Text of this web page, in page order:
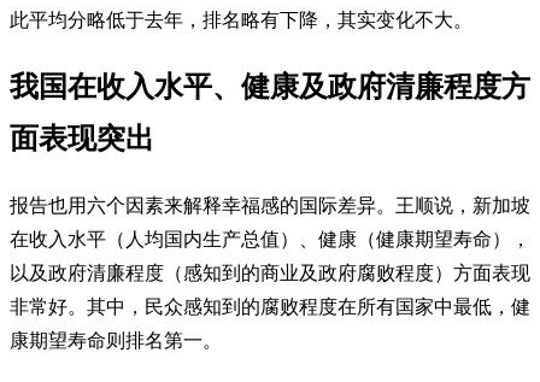
此平均分略低于去年，排名略有下降，其实变化不大。
我国在收入水平、健康及政府清廉程度方
面表现突出
报告也用六个因素来解释幸福感的国际差异。王顺说，新加坡
在收入水平（人均国内生产总值）、健康（健康期望寿命），
以及政府清廉程度（感知到的商业及政府腐败程度）方面表现
非常好。其中，民众感知到的腐败程度在所有国家中最低，健
康期望寿命则排名第一。